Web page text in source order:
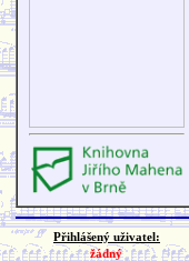
Přihlášený uživatel:
žádný